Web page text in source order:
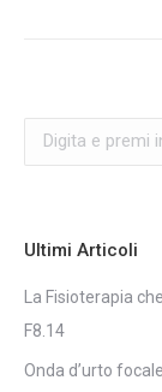
Ultimi Articoli
La Fisioterapia
F8.14
Onda d’urto